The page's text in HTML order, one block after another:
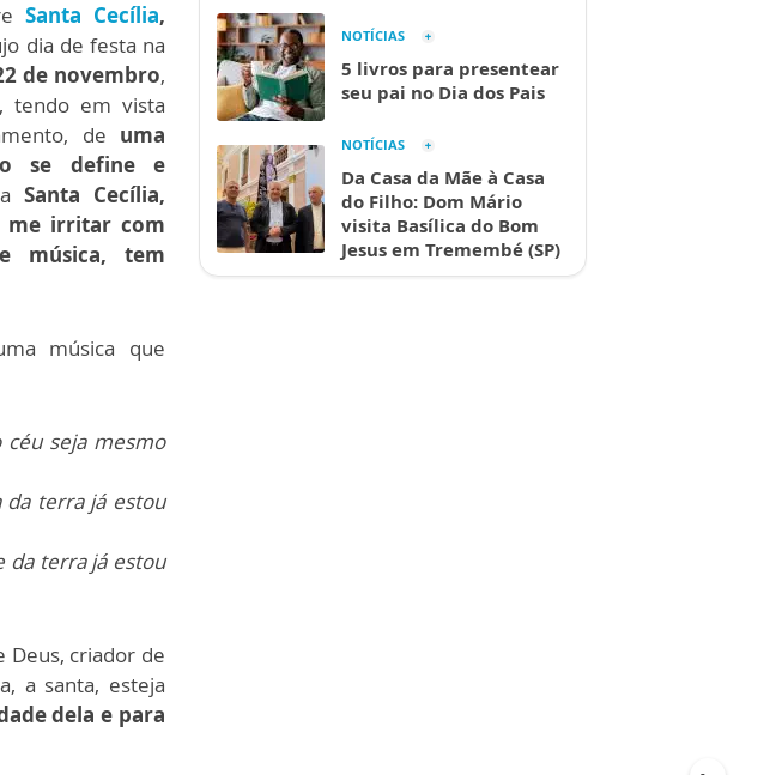
Santa Cecília,
dia de festa na
de novembro,
, tendo em vista
de uma
se define e
Santa Cecília,
me irritar com
música, tem
música que
céu seja mesmo
da terra já estou
da terra já estou
Deus, criador de
a santa, esteja
dela e para
NOTÍCIAS
5 livros para presentear
seu pai no Dia dos Pais
NOTÍCIAS
Da Casa da Mãe à Casa
do Filho: Dom Mário
visita Basílica do Bom
Jesus em Tremembé (SP)